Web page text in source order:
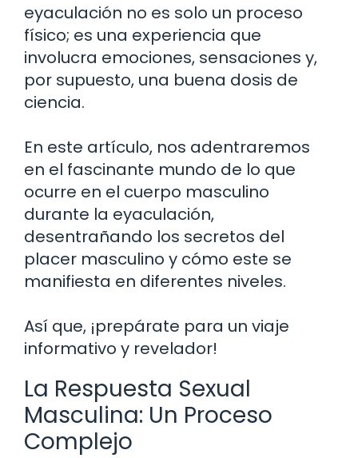
eyaculación no es solo un proceso
físico; es una experiencia que
involucra emociones, sensaciones y,
por supuesto, una buena dosis de
ciencia.
En este artículo, nos adentraremos
en el fascinante mundo de lo que
ocurre en el cuerpo masculino
durante la eyaculación,
desentrañando los secretos del
placer masculino y cómo este se
manifiesta en diferentes niveles.
Así que, ¡prepárate para un viaje
informativo y revelador!
La Respuesta Sexual
Masculina: Un Proceso
Complejo